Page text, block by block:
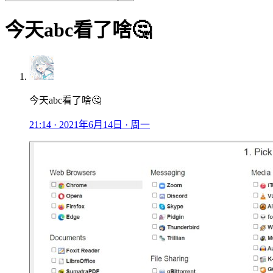
今天abc看了啥🤔
今天abc看了啥🤔
21:14 · 2021年6月14日 · 周一